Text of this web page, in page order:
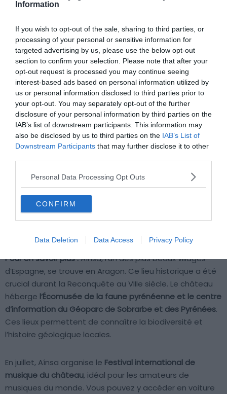
Information
If you wish to opt-out of the sale, sharing to third parties, or
processing of your personal or sensitive information for
targeted advertising by us, please use the below opt-out
section to confirm your selection. Please note that after your
opt-out request is processed you may continue seeing
interest-based ads based on personal information utilized by
us or personal information disclosed to third parties prior to
your opt-out. You may separately opt-out of the further
disclosure of your personal information by third parties on the
IAB’s list of downstream participants. This information may
also be disclosed by us to third parties on the IAB’s List of
Downstream Participants that may further disclose it to other
Personal Data Processing Opt Outs
CONFIRM
Data Deletion Data Access Privacy Policy
Pourquoi nous l’avons sélectionné :Aínsa, village
l’histoire et la culture espagnole. Son architecture
médiévale remarquablement conservée et son centre-
Pour en savoir plus :Aínsa, l’un des plus beaux villages
d’Espagne, se trouve en Aragon. Ce lieu historique a été
crucial durant la Reconquête au VIIIe siècle. Le château
héberge l’Écomusée de la faune pyrénéenne et le centre
d’information du Géoparc de Sobrarbe et des Pyrénées.
Ces lieux permettent de connaître la biodiversité et
l’histoire géologique locales.
En juillet, Aínsa organise le Festival international de
musique du château, idéal pour les amateurs de
musiques du monde. Vous pouvez y accéder en voiture